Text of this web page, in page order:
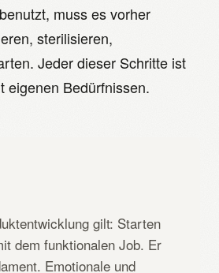
muss es vorher
sterilisieren,
Jeder dieser Schritte ist
eigenen Bedürfnissen.
gilt: Starten
dem funktionalen Job. Er
Emotionale und